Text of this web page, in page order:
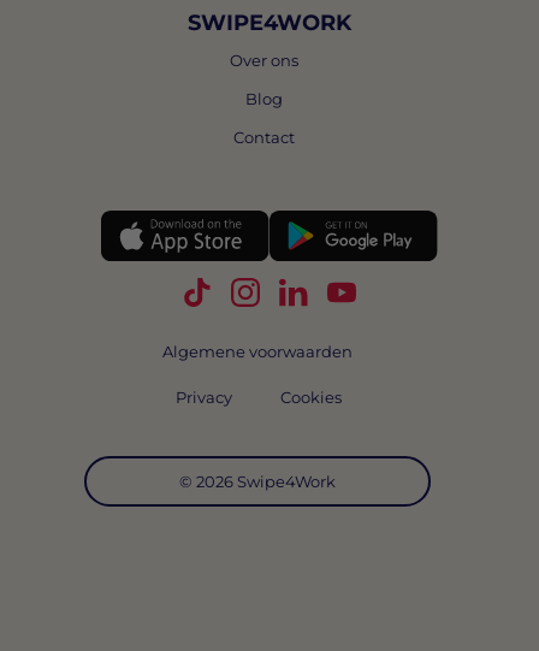
SWIPE4WORK
Over ons
Blog
Contact
Volg Swipe4Work op TikTok
Volg Swipe4Work op
Volg Swipe4Work op
Volg Swipe4Work
© 2026 Swipe4Work
Algemene voorwaarden
Privacy Cookies